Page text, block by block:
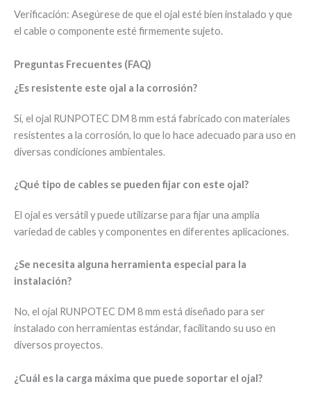
Verificación: Asegúrese de que el ojal esté bien instalado y que
el cable o componente esté firmemente sujeto.
Preguntas Frecuentes (FAQ)
¿Es resistente este ojal a la corrosión?
Sí, el ojal RUNPOTEC DM 8 mm está fabricado con materiales
resistentes a la corrosión, lo que lo hace adecuado para uso en
diversas condiciones ambientales.
¿Qué tipo de cables se pueden fijar con este ojal?
El ojal es versátil y puede utilizarse para fijar una amplia
variedad de cables y componentes en diferentes aplicaciones.
¿Se necesita alguna herramienta especial para la
instalación?
No, el ojal RUNPOTEC DM 8 mm está diseñado para ser
instalado con herramientas estándar, facilitando su uso en
diversos proyectos.
¿Cuál es la carga máxima que puede soportar el ojal?